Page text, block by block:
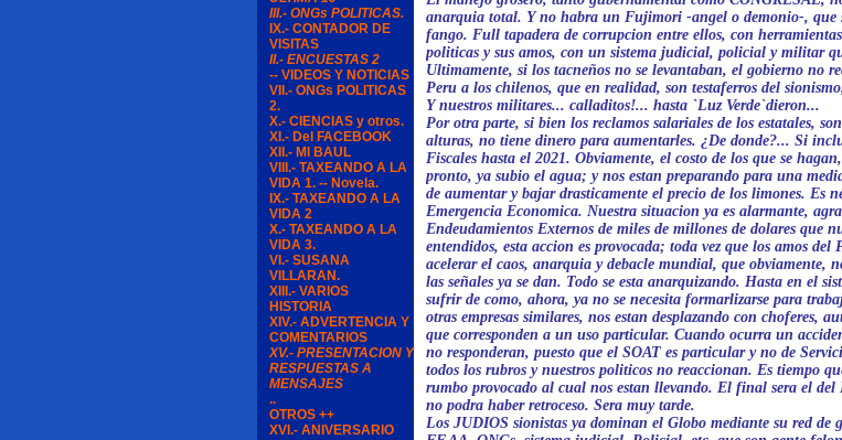
III.- ONGs POLITICAS.
IX.- CONTADOR DE
VISITAS
II.- ENCUESTAS 2
-- VIDEOS Y NOTICIAS
VII.- ONGs POLITICAS
2.
X.- CIENCIAS y otros.
XI.- Del FACEBOOK
XII.- MI BAUL
VIII.- TAXEANDO A LA
VIDA 1. -- Novela.
IX.- TAXEANDO A LA
VIDA 2
X.- TAXEANDO A LA
VIDA 3.
VI.- SUSANA
VILLARAN.
XIII.- VARIOS
HISTORIA
XIV.- ADVERTENCIA Y
COMENTARIOS
XV.- PRESENTACION Y
RESPUESTAS A
MENSAJES
..
OTROS ++
XVI.- ANIVERSARIO
anarquia total. Y no habra un Fujimori -angel o demonio-, que
fango. Full tapadera de corrupcion entre ellos, con
politicas y sus amos, con un sistema judicial, policial y militar
Ultimamente, si los tacneños no se levantaban, el gobierno no
Peru a los chilenos, que en realidad, son testaferros del
Y nuestros militares... calladitos!... hasta `Luz Verde`dieron...
Por otra parte, si bien los reclamos salariales de los estatales,
alturas, no tiene dinero para aumentarles. ¿De donde?... Si
Fiscales hasta el 2021. Obviamente, el costo de los que se
pronto, ya subio el agua; y nos estan preparando para una
de aumentar y bajar drasticamente el precio de los limones. Es
Emergencia Economica. Nuestra situacion ya es alarmante,
Endeudamientos Externos de miles de millones de dolares que
entendidos, esta accion es provocada; toda vez que los amos del
acelerar el caos, anarquia y debacle mundial, que obviamente,
las señales ya se dan. Todo se esta anarquizando. Hasta en el
sufrir de como, ahora, ya no se necesita formarlizarse para
otras empresas similares, nos estan desplazando con choferes,
que corresponden a un uso particular. Cuando ocurra un
no responderan, puesto que el SOAT es particular y no de
todos los rubros y nuestros politicos no reaccionan. Es tiempo
rumbo provocado al cual nos estan llevando. El final sera el
no podra haber retroceso. Sera muy tarde.
Los JUDIOS sionistas ya dominan el Globo mediante su red de